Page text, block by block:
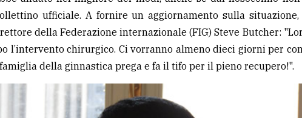
ufficiale. A fornire un aggiornamento sulla
della Federazione internazionale (FIG) Steve Butcher:
l’intervento chirurgico. Ci vorranno almeno dieci giorni per
della ginnastica prega e fa il tifo per il pieno recupero!".